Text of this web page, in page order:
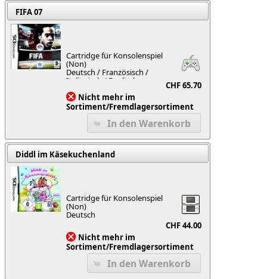
FIFA 07
Cartridge für Konsolenspiel
(Non)
Deutsch / Französisch /
Italienisch / Englisch
CHF 65.70
Nicht mehr im
Sortiment/Fremdlagersortiment
In den Warenkorb
Diddl im Käsekuchenland
Cartridge für Konsolenspiel
(Non)
Deutsch
CHF 44.00
Nicht mehr im
Sortiment/Fremdlagersortiment
In den Warenkorb